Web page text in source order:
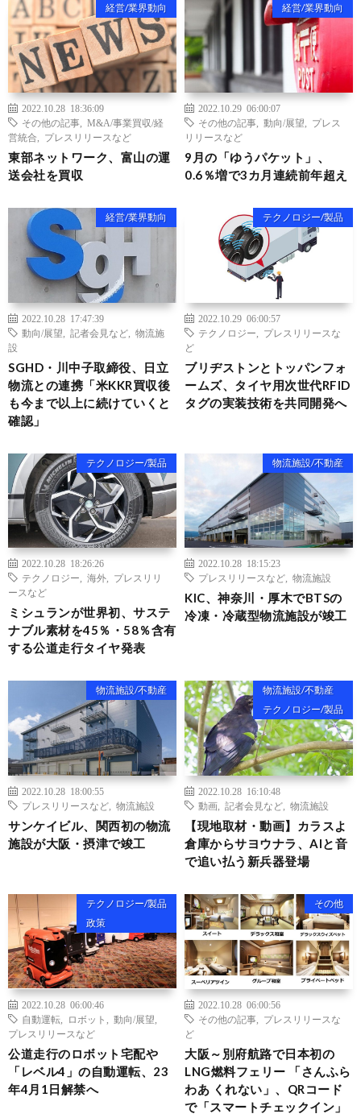
経営/業界動向
2022.10.28 18:36:09
その他の記事
M&A/事業買収/経
営統合
プレスリリースなど
東部ネットワーク、富山の運
送会社を買収
経営/業界動向
2022.10.29 06:00:07
その他の記事
動向/展望
プレス
リリースなど
9月の「ゆうパケット」、
0.6％増で3カ月連続前年超え
経営/業界動向
2022.10.28 17:47:39
動向/展望
記者会見など
物流施
設
SGHD・川中子取締役、日立
物流との連携「米KKR買収後
も今まで以上に続けていくと
確認」
テクノロジー/製品
2022.10.29 06:00:57
テクノロジー
プレスリリースな
ど
ブリヂストンとトッパンフォ
ームズ、タイヤ用次世代RFID
タグの実装技術を共同開発へ
テクノロジー/製品
2022.10.28 18:26:26
テクノロジー
海外
プレスリリ
ースなど
ミシュランが世界初、サステ
ナブル素材を45％・58％含有
する公道走行タイヤ発表
物流施設/不動産
2022.10.28 18:15:23
プレスリリースなど
物流施設
KIC、神奈川・厚木でBTSの
冷凍・冷蔵型物流施設が竣工
物流施設/不動産
2022.10.28 18:00:55
プレスリリースなど
物流施設
サンケイビル、関西初の物流
施設が大阪・摂津で竣工
物流施設/不動産
テクノロジー/製品
2022.10.28 16:10:48
動画
記者会見など 物流施設
【現地取材・動画】カラスよ
倉庫からサヨウナラ、AIと音
で追い払う新兵器登場
テクノロジー/製品
政策
2022.10.28 06:00:46
自動運転
ロボット 動向/展望
プレスリリースなど
公道走行のロボット宅配や
「レベル4」の自動運転、23
年4月1日解禁へ
その他
2022.10.28 06:00:56
その他の記事
プレスリリースな
ど
大阪～別府航路で日本初の
LNG燃料フェリー 「さんふら
わあ くれない」、QRコード
で「スマートチェックイン」